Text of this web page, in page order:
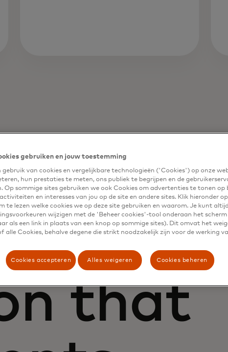
that
gebruiken en jouw toestemming
gebruik van cookies en vergelijkbare technologieën ('Cookies') op onze
hun prestaties te meten, ons publiek te begrijpen en de
Op sommige sites gebruiken we ook Cookies om advertenties te tonen op
en interesses van jou op de site en andere sites. Klik hieronder
te lezen welke cookies we op deze site gebruiken en waarom. Je kunt
wijzigen met de 'Beheer cookies'-tool onderaan het scherm
als een link in plaats van een knop op sommige sites). Dit omvat het
alle Cookies, behalve degene die strikt noodzakelijk zijn voor de werking
Cookies accepteren Alles weigeren Cookies beheren